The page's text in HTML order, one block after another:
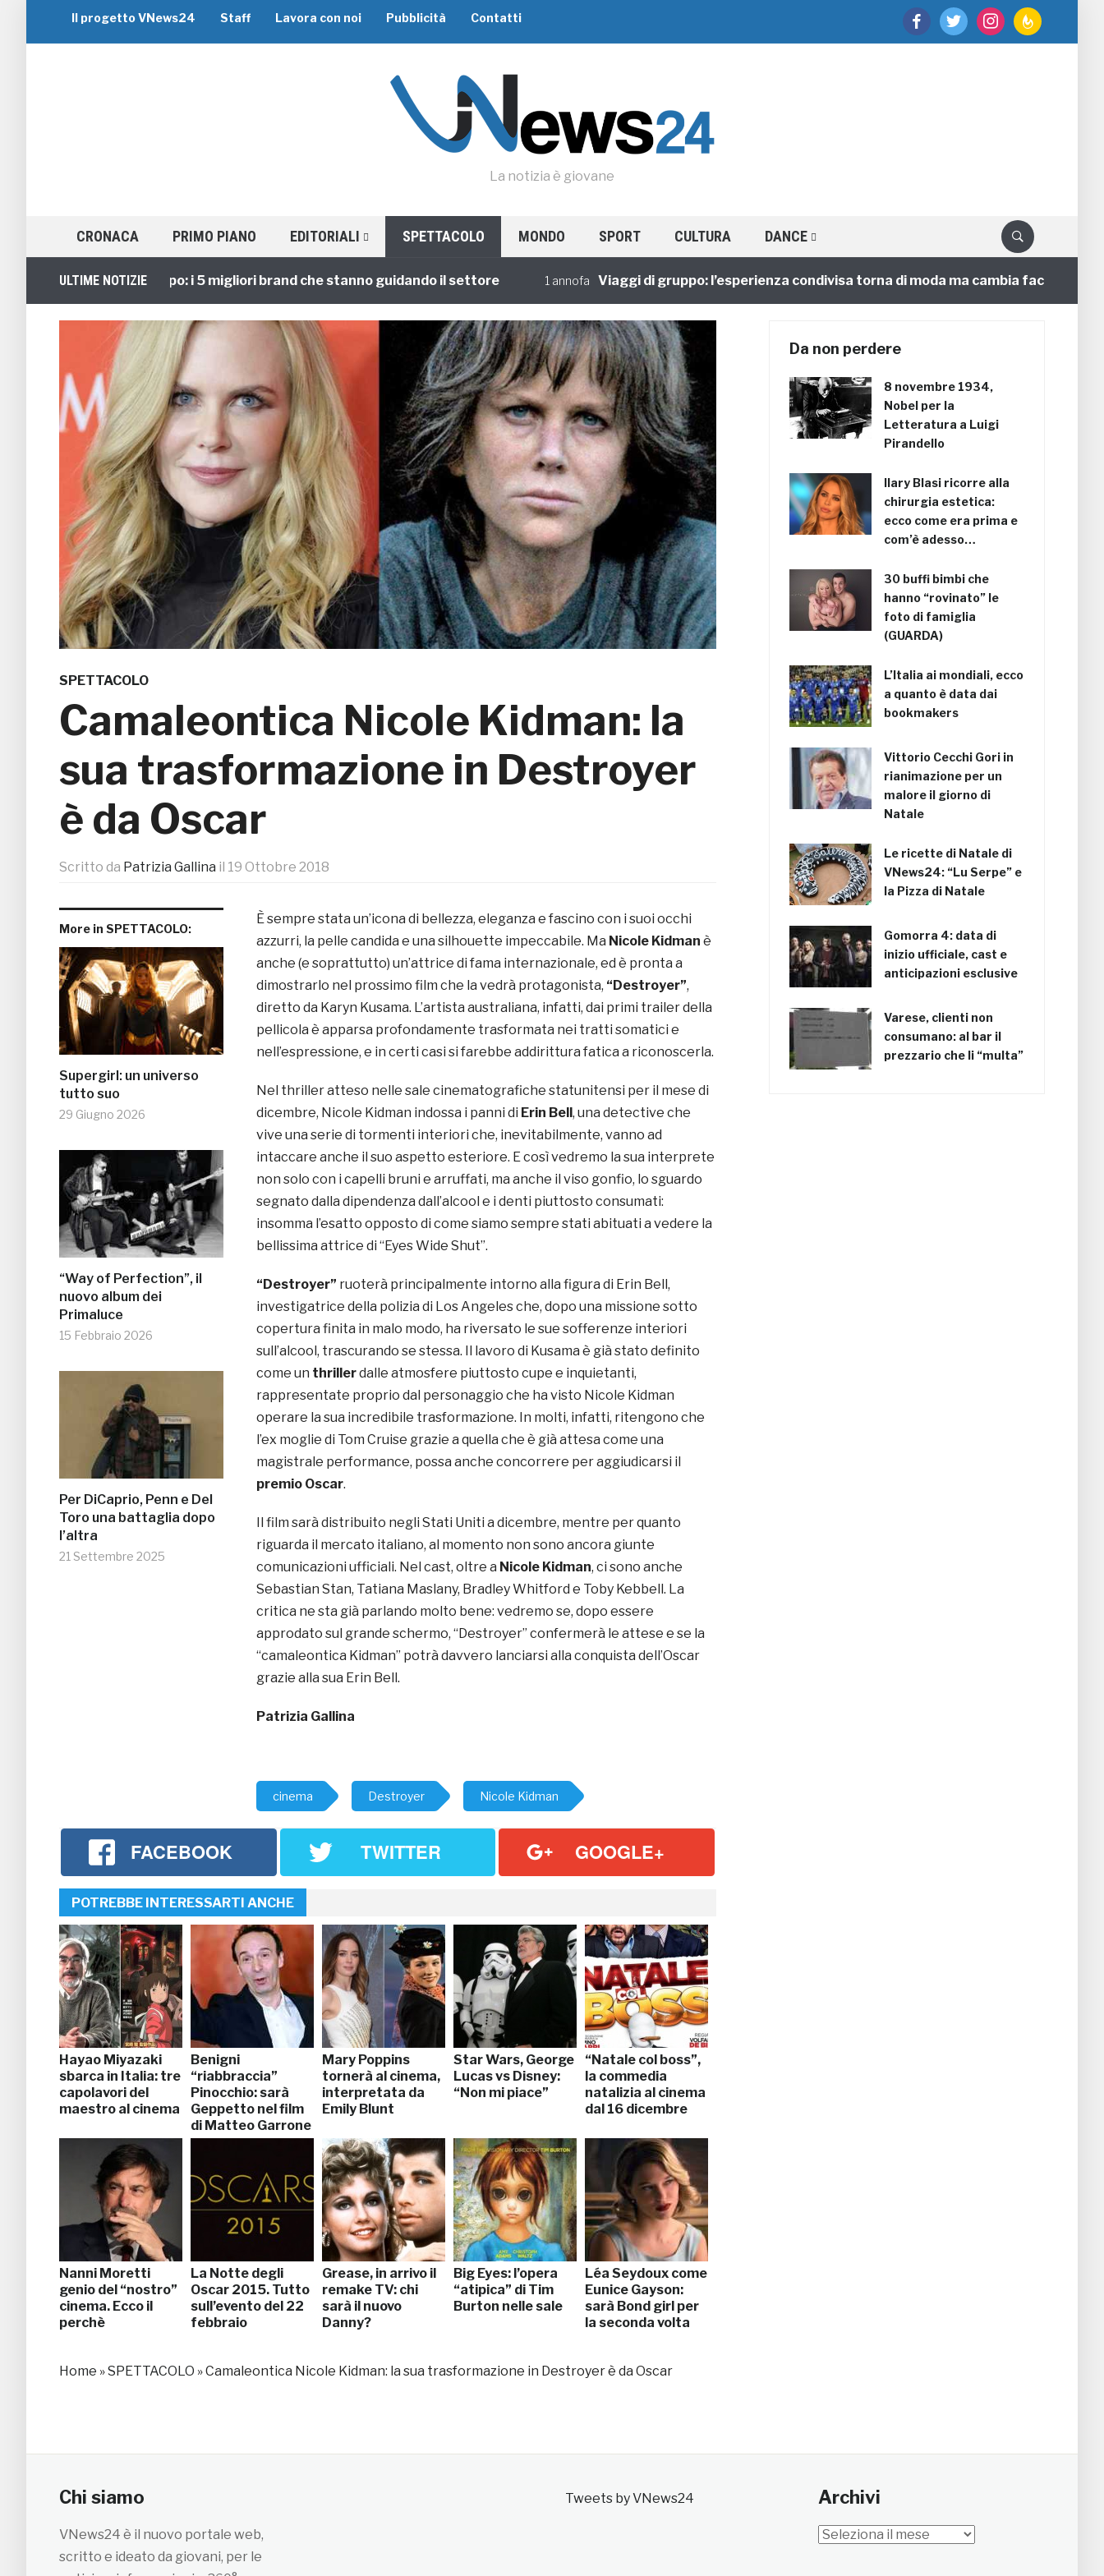
facebooktwitter instagramfeedburner
Il progetto VNews24 Staff Lavora con noi Pubblicità Contatti
La notizia è giovane
CRONACA PRIMO PIANO EDITORIALI SPETTACOLO MONDO SPORT CULTURA DANCE
ULTIME NOTIZIE
Viaggi di Gruppo: i 5 migliori brand che stanno guidando il settore 1 annofa Viaggi di gruppo: l’esperienza condivisa torna di moda ma cambia faccia
SPETTACOLO
Camaleontica Nicole Kidman: la
sua trasformazione in Destroyer
è da Oscar
Scritto da Patrizia Gallina il 19 Ottobre 2018
More in SPETTACOLO:
Supergirl: un universo
tutto suo
29 Giugno 2026
“Way of Perfection”, il
nuovo album dei
Primaluce
15 Febbraio 2026
Per DiCaprio, Penn e Del
Toro una battaglia dopo
l’altra
21 Settembre 2025
È sempre stata un’icona di bellezza, eleganza e fascino con i suoi occhi
azzurri, la pelle candida e una silhouette impeccabile. Ma Nicole Kidman è
anche (e soprattutto) un’attrice di fama internazionale, ed è pronta a
dimostrarlo nel prossimo film che la vedrà protagonista, “Destroyer”,
diretto da Karyn Kusama. L’artista australiana, infatti, dai primi trailer della
pellicola è apparsa profondamente trasformata nei tratti somatici e
nell’espressione, e in certi casi si farebbe addirittura fatica a riconoscerla.
Nel thriller atteso nelle sale cinematografiche statunitensi per il mese di
dicembre, Nicole Kidman indossa i panni di Erin Bell, una detective che
vive una serie di tormenti interiori che, inevitabilmente, vanno ad
intaccare anche il suo aspetto esteriore. E così vedremo la sua interprete
non solo con i capelli bruni e arruffati, ma anche il viso gonfio, lo sguardo
segnato dalla dipendenza dall’alcool e i denti piuttosto consumati:
insomma l’esatto opposto di come siamo sempre stati abituati a vedere la
bellissima attrice di “Eyes Wide Shut”.
“Destroyer” ruoterà principalmente intorno alla figura di Erin Bell,
investigatrice della polizia di Los Angeles che, dopo una missione sotto
copertura finita in malo modo, ha riversato le sue sofferenze interiori
sull’alcool, trascurando se stessa. Il lavoro di Kusama è già stato definito
come un thrillerdalle atmosfere piuttosto cupe e inquietanti,
rappresentate proprio dal personaggio che ha visto Nicole Kidman
operare la sua incredibile trasformazione. In molti, infatti, ritengono che
l’ex moglie di Tom Cruise grazie a quella che è già attesa come una
magistrale performance, possa anche concorrere per aggiudicarsi il
premio Oscar.
Il film sarà distribuito negli Stati Uniti a dicembre, mentre per quanto
riguarda il mercato italiano, al momento non sono ancora giunte
comunicazioni ufficiali. Nel cast, oltre a Nicole Kidman, ci sono anche
Sebastian Stan, Tatiana Maslany, Bradley Whitford e Toby Kebbell. La
critica ne sta già parlando molto bene: vedremo se, dopo essere
approdato sul grande schermo, “Destroyer” confermerà le attese e se la
“camaleontica Kidman” potrà davvero lanciarsi alla conquista dell’Oscar
grazie alla sua Erin Bell.
Patrizia Gallina
cinema Destroyer Nicole Kidman
FACEBOOK TWITTER GOOGLE+
POTREBBE INTERESSARTI ANCHE
Hayao Miyazaki
sbarca in Italia: tre
capolavori del
maestro al cinema
Benigni
“riabbraccia”
Pinocchio: sarà
Geppetto nel film
di Matteo Garrone
Mary Poppins
tornerà al cinema,
interpretata da
Emily Blunt
Star Wars, George
Lucas vs Disney:
“Non mi piace”
“Natale col boss”,
la commedia
natalizia al cinema
dal 16 dicembre
Nanni Moretti
genio del “nostro”
cinema. Ecco il
perchè
La Notte degli
Oscar 2015. Tutto
sull’evento del 22
febbraio
Grease, in arrivo il
remake TV: chi
sarà il nuovo
Danny?
Big Eyes: l’opera
“atipica” di Tim
Burton nelle sale
Léa Seydoux come
Eunice Gayson:
sarà Bond girl per
la seconda volta
Home »SPETTACOLO »Camaleontica Nicole Kidman: la sua trasformazione in Destroyer è da Oscar
Da non perdere
8 novembre 1934,
Nobel per la
Letteratura a Luigi
Pirandello
Ilary Blasi ricorre alla
chirurgia estetica:
ecco come era prima e
com’è adesso…
30 buffi bimbi che
hanno “rovinato” le
foto di famiglia
(GUARDA)
L’Italia ai mondiali, ecco
a quanto è data dai
bookmakers
Vittorio Cecchi Gori in
rianimazione per un
malore il giorno di
Natale
Le ricette di Natale di
VNews24: “Lu Serpe” e
la Pizza di Natale
Gomorra 4: data di
inizio ufficiale, cast e
anticipazioni esclusive
Varese, clienti non
consumano: al bar il
prezzario che li “multa”
Chi siamo
VNews24 è il nuovo portale web,
scritto e ideato da giovani, per le
Tweets by VNews24 Archivi
Archivi